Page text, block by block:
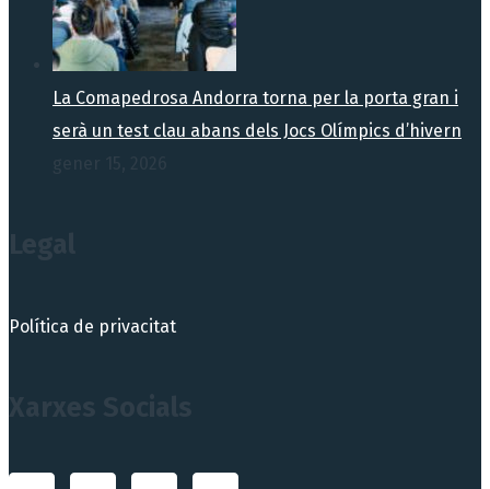
La Comapedrosa Andorra torna per la porta gran i
serà un test clau abans dels Jocs Olímpics d’hivern
Política de privacitat